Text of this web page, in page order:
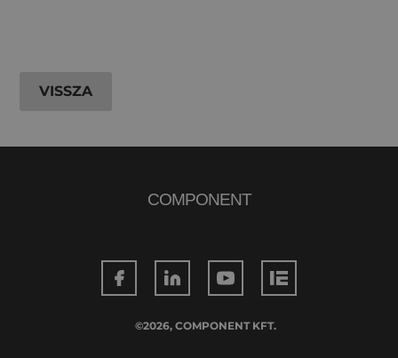
VISSZA
COMPONENT
©2026, COMPONENT KFT.